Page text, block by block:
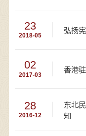
23
2018-05
弘扬
02
2017-03
香港
28
2016-12
东北
知